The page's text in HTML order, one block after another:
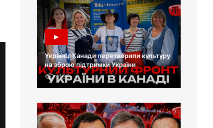
Українці Канади перетворили культуру
на зброю підтримки України
130